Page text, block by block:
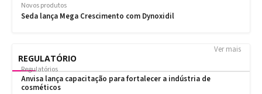
REGULATÓRIO
Ver mais
Regulatórios
Anvisa lança capacitação para fortalecer a indústria de
cosméticos